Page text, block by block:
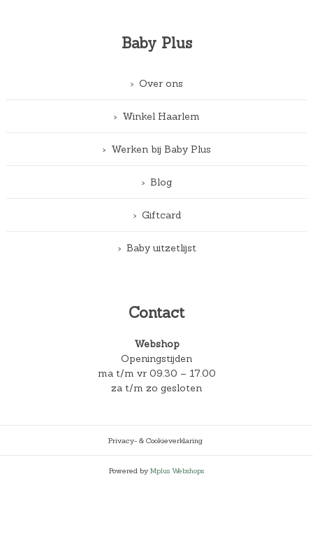
Baby Plus
Over ons
Winkel Haarlem
Werken bij Baby Plus
Blog
Giftcard
Baby uitzetlijst
Contact
Webshop
Openingstijden
ma t/m vr 09.30 – 17.00
za t/m zo gesloten
Privacy- & Cookieverklaring
Powered by Mplus Webshops